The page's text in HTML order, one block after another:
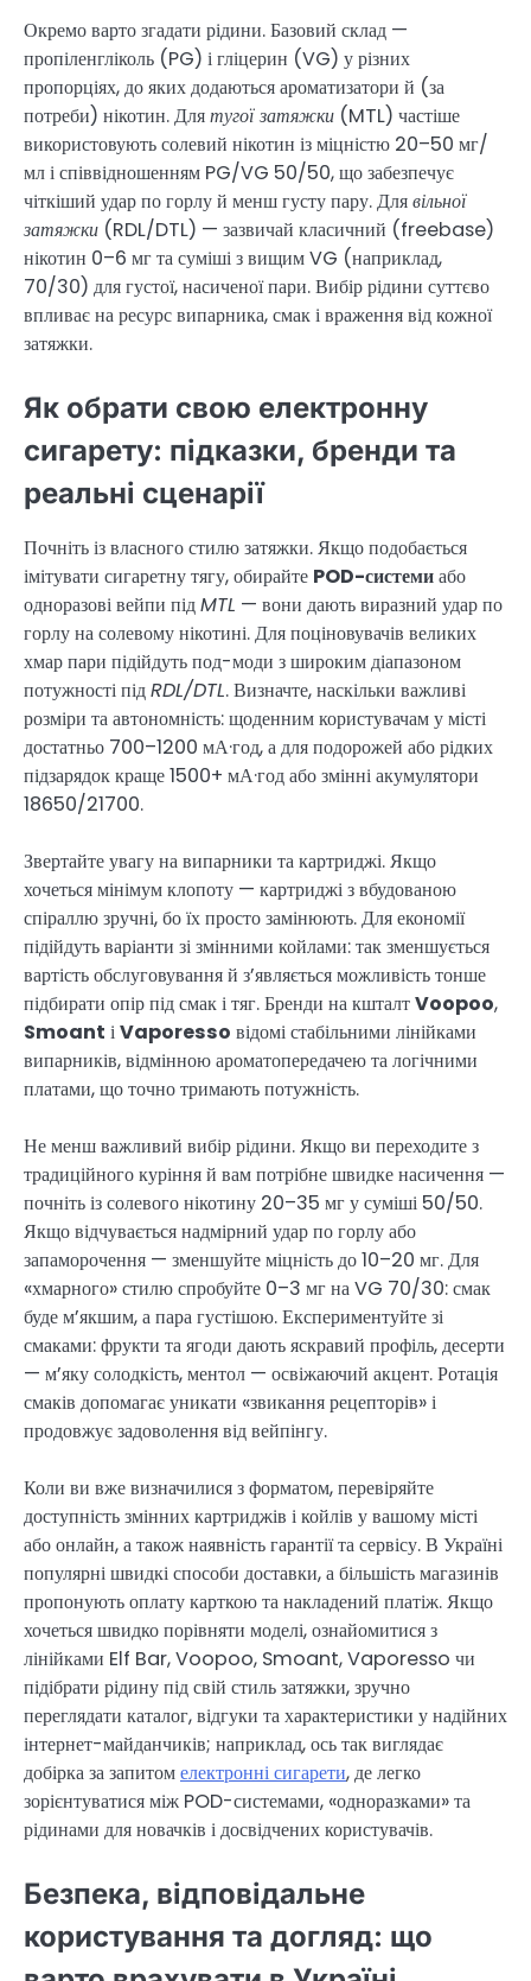
Окремо варто згадати рідини. Базовий склад —
пропіленгліколь (PG) і гліцерин (VG) у різних
пропорціях, до яких додаються ароматизатори й (за
потреби) нікотин. Длятугої затяжки (MTL) частіше
використовують солевий нікотин із міцністю 20–50 мг/
мл і співвідношенням PG/VG 50/50, що забезпечує
чіткіший удар по горлу й менш густу пару. Длявільної
затяжки (RDL/DTL) — зазвичай класичний (freebase)
нікотин 0–6 мг та суміші з вищим VG (наприклад,
70/30) для густої, насиченої пари. Вибір рідини суттєво
впливає на ресурс випарника, смак і враження від кожної
затяжки.
Як обрати свою електронну
сигарету: підказки, бренди та
реальні сценарії
Почніть із власного стилю затяжки. Якщо подобається
імітувати сигаретну тягу, обирайте POD-системиабо
одноразові вейпи підMTL — вони дають виразний удар по
горлу на солевому нікотині. Для поціновувачів великих
хмар пари підійдуть под-моди з широким діапазоном
потужності підRDL/DTL. Визначте, наскільки важливі
розміри та автономність: щоденним користувачам у місті
достатньо 700–1200 мА·год, а для подорожей або рідких
підзарядок краще 1500+ мА·год або змінні акумулятори
18650/21700.
Звертайте увагу на випарники та картриджі. Якщо
хочеться мінімум клопоту — картриджі з вбудованою
спіраллю зручні, бо їх просто замінюють. Для економії
підійдуть варіанти зі змінними койлами: так зменшується
вартість обслуговування й з’являється можливість тонше
підбирати опір під смак і тяг. Бренди на кшталтVoopoo,
Smoant іVaporesso відомі стабільними лінійками
випарників, відмінною ароматопередачею та логічними
платами, що точно тримають потужність.
Не менш важливий вибір рідини. Якщо ви переходите з
традиційного куріння й вам потрібне швидке насичення —
почніть із солевого нікотину 20–35 мг у суміші 50/50.
Якщо відчувається надмірний удар по горлу або
запаморочення — зменшуйте міцність до 10–20 мг. Для
«хмарного» стилю спробуйте 0–3 мг на VG 70/30: смак
буде м’якшим, а пара густішою. Експериментуйте зі
смаками: фрукти та ягоди дають яскравий профіль, десерти
— м’яку солодкість, ментол — освіжаючий акцент. Ротація
смаків допомагає уникати «звикання рецепторів» і
продовжує задоволення від вейпінгу.
Коли ви вже визначилися з форматом, перевіряйте
доступність змінних картриджів і койлів у вашому місті
або онлайн, а також наявність гарантії та сервісу. В Україні
популярні швидкі способи доставки, а більшість магазинів
пропонують оплату карткою та накладений платіж. Якщо
хочеться швидко порівняти моделі, ознайомитися з
лінійками Elf Bar, Voopoo, Smoant, Vaporesso чи
підібрати рідину під свій стиль затяжки, зручно
переглядати каталог, відгуки та характеристики у надійних
інтернет-майданчиків; наприклад, ось так виглядає
добірка за запитомелектронні сигарети, де легко
зорієнтуватися між POD-системами, «одноразками» та
рідинами для новачків і досвідчених користувачів.
Безпека, відповідальне
користування та догляд: що